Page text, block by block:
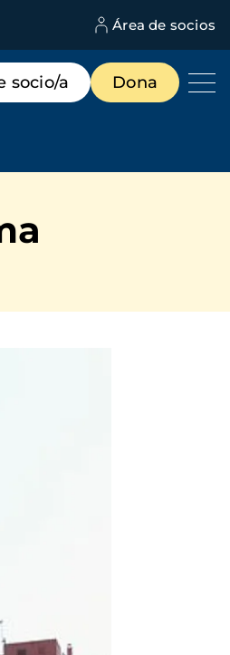
Área de socios
socio/a Dona